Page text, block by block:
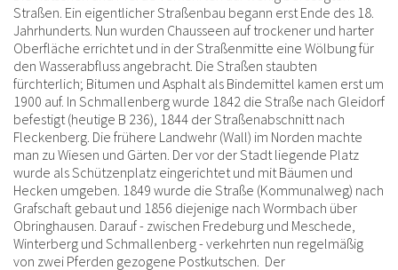
Straßen. Ein eigentlicher Straßenbau begann erst Ende des 18.
Jahrhunderts. Nun wurden Chausseen auf trockener und harter
Oberfläche errichtet und in der Straßenmitte eine Wölbung für
den Wasserabfluss angebracht. Die Straßen staubten
fürchterlich; Bitumen und Asphalt als Bindemittel kamen erst um
1900 auf. In Schmallenberg wurde 1842 die Straße nach Gleidorf
befestigt (heutige B 236), 1844 der Straßenabschnitt nach
Fleckenberg. Die frühere Landwehr (Wall) im Norden machte
man zu Wiesen und Gärten. Der vor der Stadt liegende Platz
wurde als Schützenplatz eingerichtet und mit Bäumen und
Hecken umgeben. 1849 wurde die Straße (Kommunalweg) nach
Grafschaft gebaut und 1856 diejenige nach Wormbach über
Obringhausen. Darauf - zwischen Fredeburg und Meschede,
Winterberg und Schmallenberg - verkehrten nun regelmäßig
von zwei Pferden gezogene Postkutschen. Der